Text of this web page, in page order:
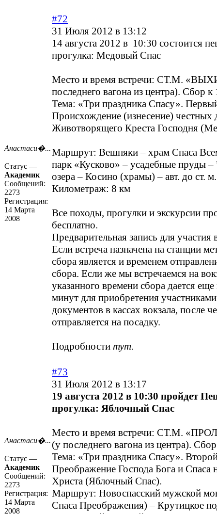
Анастаси�...
Статус —
Академик
Сообщений:
2273
Регистрация:
14 Марта
2008
#72
31 Июля 2012 в 13:12
14 августа 2012 в 10:30 состоится
прогулка: Медовый Спас
Место и время встречи: СТ.М.
последнего вагона из центра). Сбор к
Тема: «Три праздника Спасу».
Происхождение (изнесение) честных
Животворящего Креста Господня
Маршрут: Вешняки – храм Спаса
парк «Кусково» – усадебные пруды –
озера – Косино (храмы) – авт. до ст.
Километраж: 8 км
Все походы, прогулки и экскурсии
бесплатно.
Предварительная запись для
Если встреча назначена на станции
сбора является и временем
сбора. Если же мы встречаемся на
указанного времени сбора дается еще
минут для приобретения
документов в кассах вокзала, после
отправляется на посадку.
Подробности тут.
Анастаси�...
Статус —
Академик
Сообщений:
2273
Регистрация:
14 Марта
2008
#73
31 Июля 2012 в 13:17
19 августа 2012 в 10:30 пройдет
прогулка: Яблочный Спас
Место и время встречи: СТ.М.
(у последнего вагона из центра).
Тема: «Три праздника Спасу».
Преображение Господа Бога и Спаса
Христа (Яблочный Спас).
Маршрут: Новоспасский мужской
Спаса Преображения) – Крутицкое